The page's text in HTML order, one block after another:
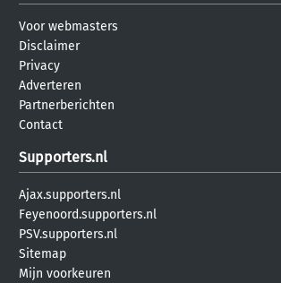
Voor webmasters
Disclaimer
Privacy
Adverteren
Partnerberichten
Contact
Supporters.nl
Ajax.supporters.nl
Feyenoord.supporters.nl
PSV.supporters.nl
Sitemap
Mijn voorkeuren